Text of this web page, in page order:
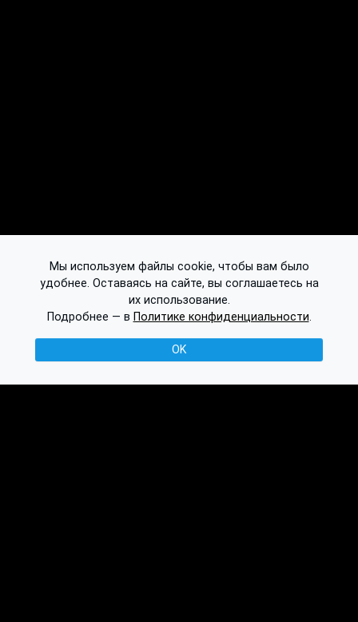
Мы используем файлы cookie, чтобы вам было
удобнее. Оставаясь на сайте, вы соглашаетесь на
их использование.
Подробнее — в Политике конфиденциальности.
OK